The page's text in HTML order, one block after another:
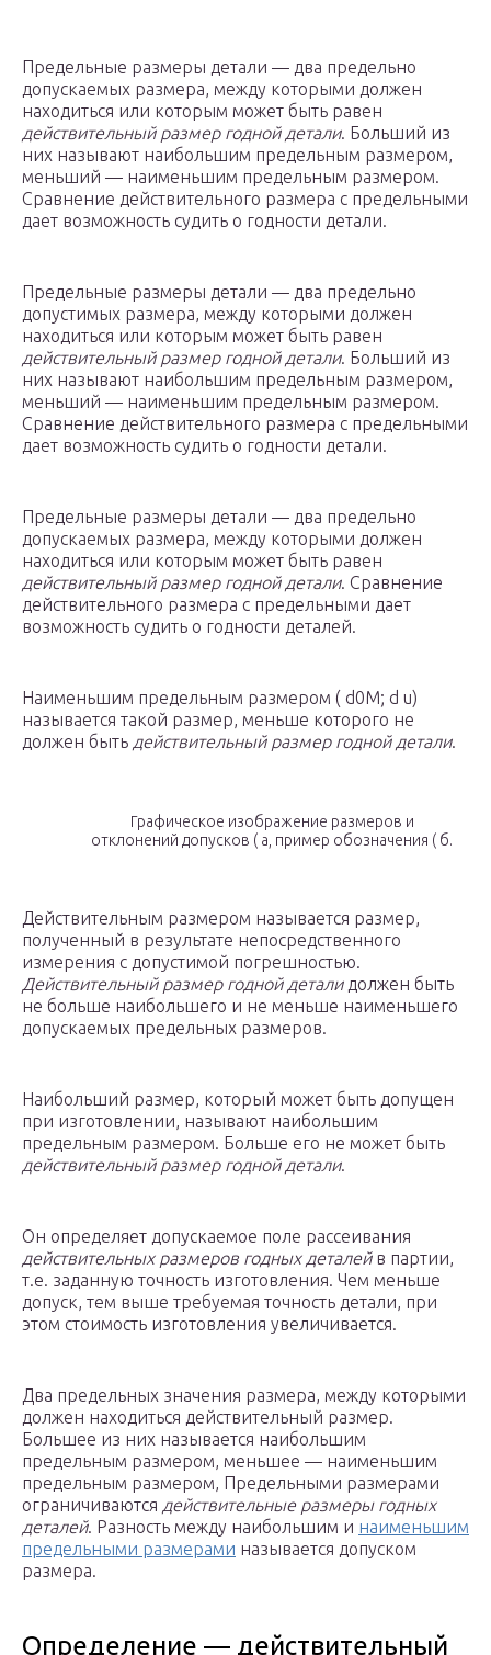
Предельные размеры детали — два предельно
допускаемых размера, между которыми должен
находиться или которым может быть равен
действительный размер годной детали. Больший из
них называют наибольшим предельным размером,
меньший — наименьшим предельным размером.
Сравнение действительного размера с предельными
дает возможность судить о годности детали.
Предельные размеры детали — два предельно
допустимых размера, между которыми должен
находиться или которым может быть равен
действительный размер годной детали. Больший из
них называют наибольшим предельным размером,
меньший — наименьшим предельным размером.
Сравнение действительного размера с предельными
дает возможность судить о годности детали.
Предельные размеры детали — два предельно
допускаемых размера, между которыми должен
находиться или которым может быть равен
действительный размер годной детали. Сравнение
действительного размера с предельными дает
возможность судить о годности деталей.
Наименьшим предельным размером ( d0M; d u)
называется такой размер, меньше которого не
должен быть действительный размер годной детали.
Графическое изображение размеров и
отклонений допусков ( а, пример обозначения ( б.
Действительным размером называется размер,
полученный в результате непосредственного
измерения с допустимой погрешностью.
Действительный размер годной деталидолжен быть
не больше наибольшего и не меньше наименьшего
допускаемых предельных размеров.
Наибольший размер, который может быть допущен
при изготовлении, называют наибольшим
предельным размером. Больше его не может быть
действительный размер годной детали.
Он определяет допускаемое поле рассеивания
действительных размеров годных деталейв партии,
т.е. заданную точность изготовления. Чем меньше
допуск, тем выше требуемая точность детали, при
этом стоимость изготовления увеличивается.
Два предельных значения размера, между которыми
должен находиться действительный размер.
Большее из них называется наибольшим
предельным размером, меньшее — наименьшим
предельным размером, Предельными размерами
ограничиваются действительные размеры годных
деталей. Разность между наибольшим и наименьшим
предельными размерами называется допуском
размера.
Определение — действительный